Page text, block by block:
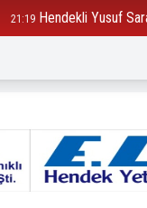
21:19 Hendekli Yusuf